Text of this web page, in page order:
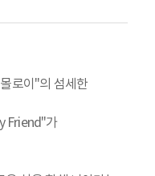
로이"의 섬세한
Friend"가